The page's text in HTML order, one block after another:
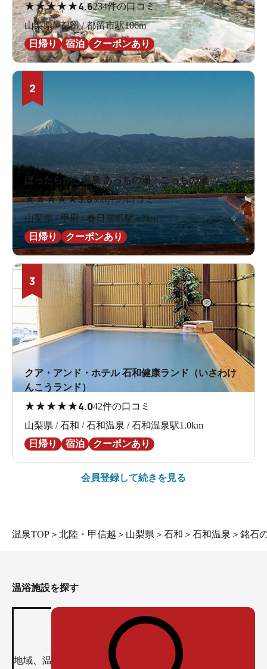
★★★★★4.6234件の口コミ
山梨県 / 都留 / 都留市駅106m
日帰り
宿泊 クーポンあり
2
ほったらかし温泉 あっちの湯・こっちの湯
★★★★★3.8308件の口コミ
山梨県 / 甲府 / 春日居町駅3.2km
日帰り
クーポンあり
3
クア・アンド・ホテル 石和健康ランド（いさわけ
んこうランド）
★★★★★4.042件の口コミ
山梨県 / 石和 / 石和温泉 / 石和温泉駅1.0km
日帰り
宿泊 クーポンあり
会員登録して続きを見る
温泉TOP ＞ 北陸・甲信越 ＞ 山梨県 ＞ 石和 ＞ 石和温泉 ＞ 銘石
温浴施設を探す